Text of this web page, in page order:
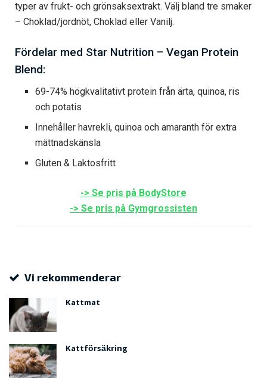
typer av frukt- och grönsaksextrakt. Välj bland tre smaker
– Choklad/jordnöt, Choklad eller Vanilj.
Fördelar med Star Nutrition – Vegan Protein
Blend:
69-74% högkvalitativt protein från ärta, quinoa, ris
och potatis
Innehåller havrekli, quinoa och amaranth för extra
mättnadskänsla
Gluten & Laktosfritt
-> Se pris på BodyStore
-> Se pris på Gymgrossisten
Vi rekommenderar
Kattmat
Kattförsäkring